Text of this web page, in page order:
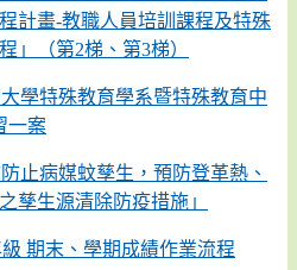
計畫-教職人員培訓課程及特殊
」（第2梯、第3梯）
學特殊教育學系暨特殊教育中
一案
防止病媒蚊孳生，預防登革熱、
孳生源清除防疫措施」
期末、學期成績作業流程